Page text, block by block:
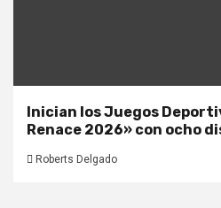
Inician los Juegos
Renace 2026» con ocho
Roberts Delgado